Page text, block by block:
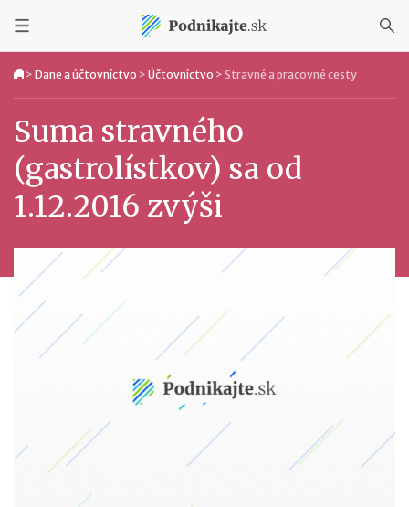
> Dane a účtovníctvo > Účtovníctvo > Stravné a pracovné cesty
Suma stravného
(gastrolístkov) sa od
1.12.2016 zvýši